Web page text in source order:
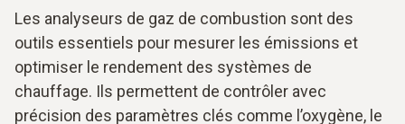
Les analyseurs de gaz de combustion sont des
outils essentiels pour mesurer les émissions et
optimiser le rendement des systèmes de
chauffage. Ils permettent de contrôler avec
précision des paramètres clés comme l’oxygène, le